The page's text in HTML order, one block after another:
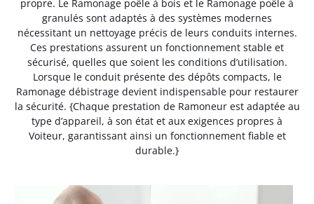
propre. Le Ramonage poêle à bois et le Ramonage poêle à
granulés sont adaptés à des systèmes modernes
nécessitant un nettoyage précis de leurs conduits internes.
Ces prestations assurent un fonctionnement stable et
sécurisé, quelles que soient les conditions d’utilisation.
Lorsque le conduit présente des dépôts compacts, le
Ramonage débistrage devient indispensable pour restaurer
la sécurité. {Chaque prestation de Ramoneur est adaptée au
type d’appareil, à son état et aux exigences propres à
Voiteur, garantissant ainsi un fonctionnement fiable et
durable.}